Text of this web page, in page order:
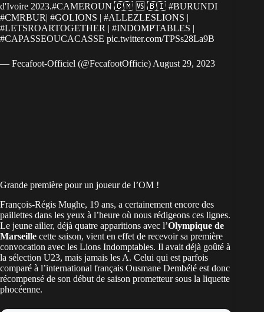
d'Ivoire 2023.#CAMEROUN 🇨🇲 🆚 🇧🇮 #BURUNDI
#CMRBUR| #GOLIONS | #ALLEZLESLIONS |
#LETSROARTOGETHER | #INDOMPTABLES |
#CAPASSEOUCACASSE pic.twitter.com/TPSs28La9B
— Fecafoot-Officiel (@FecafootOfficie) August 29, 2023
Grande première pour un joueur de l’OM !
François-Régis Mughe, 19 ans, a certainement encore des
paillettes dans les yeux à l’heure où nous rédigeons ces lignes.
Le jeune ailier, déjà quatre apparitions avec l’Olympique de
Marseille cette saison, vient en effet de recevoir sa première
convocation avec les Lions Indomptables. Il avait déjà goûté à
la sélection U23, mais jamais les A. Celui qui est parfois
comparé à l’international français Ousmane Dembélé est donc
récompensé de son début de saison prometteur sous la liquette
phocéenne.